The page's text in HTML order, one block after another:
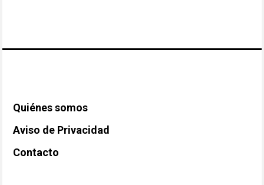
Quiénes somos
Aviso de Privacidad
Contacto